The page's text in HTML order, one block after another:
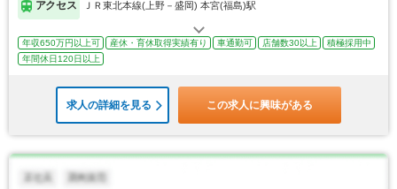
アクセス ＪＲ東北本線(上野－盛岡) 本宮(福島)駅
年収650万円以上可 産休・育休取得実績有り 車通勤可 店舗数30以上
積極採用中
年間休日120日以上
求人の詳細を見る この求人に興味がある